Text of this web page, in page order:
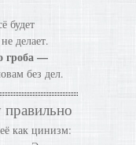
будет
делает.
гроба —
без дел.
как цинизм: